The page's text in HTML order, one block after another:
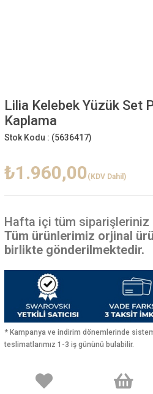
Lilia Kelebek Yüzük Set
Kaplama
Stok Kodu : (5636417)
₺1.960,00 (KDV Dahil)
Hafta içi tüm siparişleriniz
Tüm ürünlerimiz orjinal
birlikte gönderilmektedir.
* Kampanya ve indirim dönemlerinde
teslimatlarımız 1-3 iş gününü bulabilir.